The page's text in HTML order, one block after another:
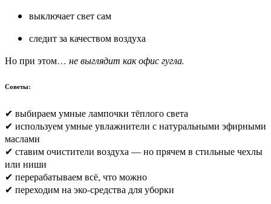
выключает свет сам
следит за качеством воздуха
Но при этом… не выглядит как офис гугла.
Советы:
✔ выбираем умные лампочки тёплого света
✔ используем умные увлажнители с натуральными эфирными
маслами
✔ ставим очистители воздуха — но прячем в стильные чехлы
или ниши
✔ перерабатываем всё, что можно
✔ переходим на эко-средства для уборки